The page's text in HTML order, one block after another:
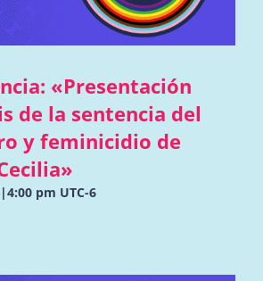
«Presentación
de la sentencia del
y feminicidio de
pm UTC-6